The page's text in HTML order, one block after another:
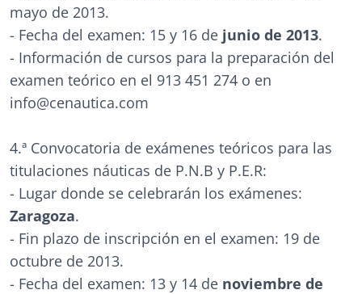
mayo de 2013.
- Fecha del examen: 15 y 16 de junio de 2013.
- Información de cursos para la preparación del
examen teórico en el 913 451 274 o en
info@cenautica.com
4.ª Convocatoria de exámenes teóricos para las
titulaciones náuticas de P.N.B y P.E.R:
- Lugar donde se celebrarán los exámenes:
Zaragoza.
- Fin plazo de inscripción en el examen: 19 de
octubre de 2013.
- Fecha del examen: 13 y 14 de noviembre de